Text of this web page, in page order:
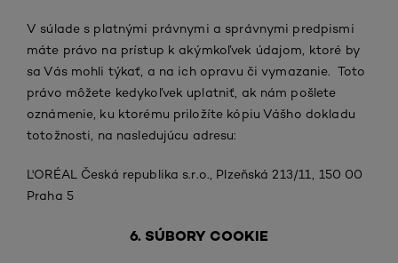
V súlade s platnými právnymi a správnymi predpismi
máte právo na prístup k akýmkoľvek údajom, ktoré by
sa Vás mohli týkať, a na ich opravu či vymazanie. Toto
právo môžete kedykoľvek uplatniť, ak nám pošlete
oznámenie, ku ktorému priložíte kópiu Vášho dokladu
totožnosti, na nasledujúcu adresu:
L'ORÉAL Česká republika s.r.o., Plzeňská 213/11, 150 00
Praha 5
6. SÚBORY COOKIE